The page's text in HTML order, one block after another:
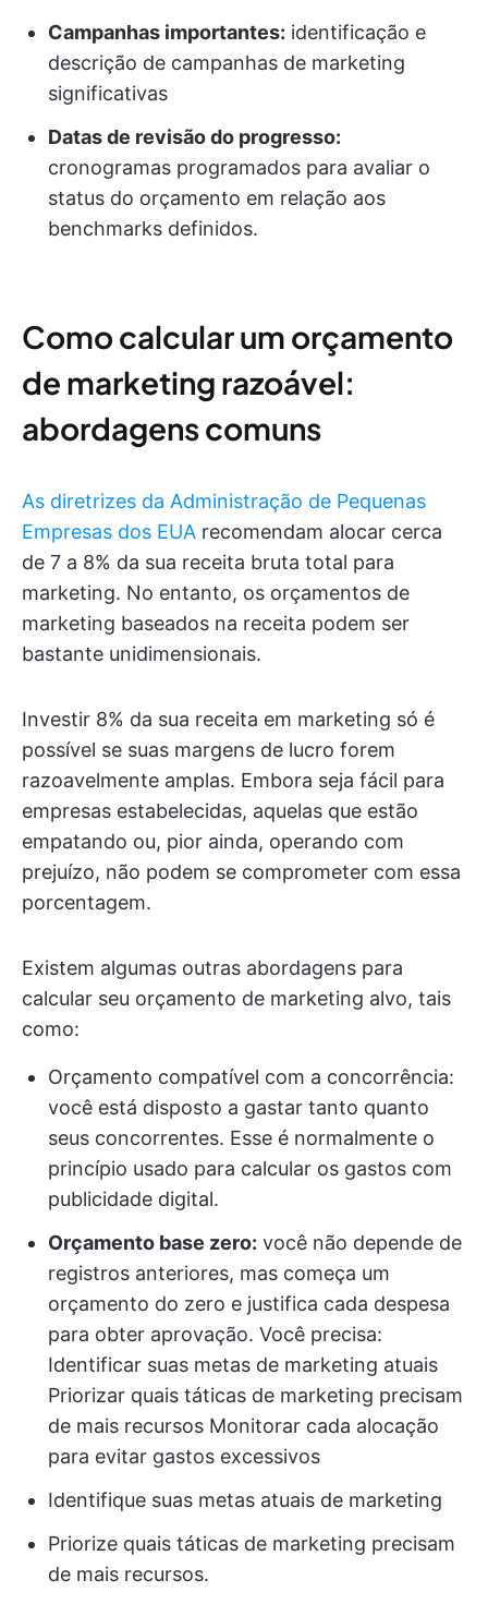
Campanhas importantes: identificação e
descrição de campanhas de marketing
significativas
Datas de revisão do progresso:
cronogramas programados para avaliar o
status do orçamento em relação aos
benchmarks definidos.
Como calcular um orçamento
de marketing razoável:
abordagens comuns
As diretrizes da Administração de Pequenas
Empresas dos EUA recomendam alocar cerca
de 7 a 8% da sua receita bruta total para
marketing. No entanto, os orçamentos de
marketing baseados na receita podem ser
bastante unidimensionais.
Investir 8% da sua receita em marketing só é
possível se suas margens de lucro forem
razoavelmente amplas. Embora seja fácil para
empresas estabelecidas, aquelas que estão
empatando ou, pior ainda, operando com
prejuízo, não podem se comprometer com essa
porcentagem.
Existem algumas outras abordagens para
calcular seu orçamento de marketing alvo, tais
como:
Orçamento compatível com a concorrência:
você está disposto a gastar tanto quanto
seus concorrentes. Esse é normalmente o
princípio usado para calcular os gastos com
publicidade digital.
Orçamento base zero: você não depende de
registros anteriores, mas começa um
orçamento do zero e justifica cada despesa
para obter aprovação. Você precisa:
Identificar suas metas de marketing atuais
Priorizar quais táticas de marketing precisam
de mais recursos Monitorar cada alocação
para evitar gastos excessivos
Identifique suas metas atuais de marketing
Priorize quais táticas de marketing precisam
de mais recursos.